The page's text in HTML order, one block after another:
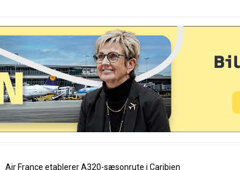
EasyJet-stifter hilser aftale med A